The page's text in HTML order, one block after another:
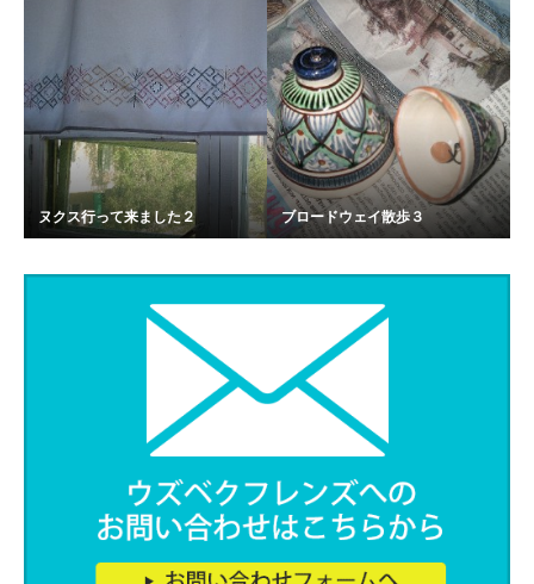
ヌクス行って来ました２ ブロードウェイ散歩３